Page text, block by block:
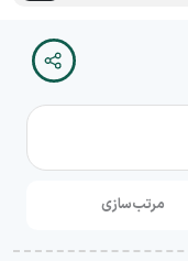
مرتب‌سازی